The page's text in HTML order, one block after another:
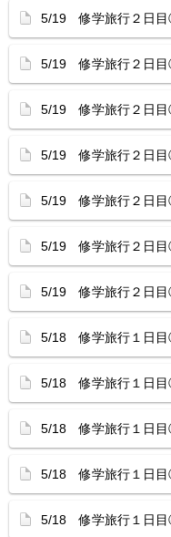
5/19 修学旅行２日目
5/19 修学旅行２日目
5/19 修学旅行２日目
5/19 修学旅行２日目
5/19 修学旅行２日目
5/19 修学旅行２日目
5/19 修学旅行２日目
5/18 修学旅行１日目
5/18 修学旅行１日目
5/18 修学旅行１日目
5/18 修学旅行１日目
5/18 修学旅行１日目